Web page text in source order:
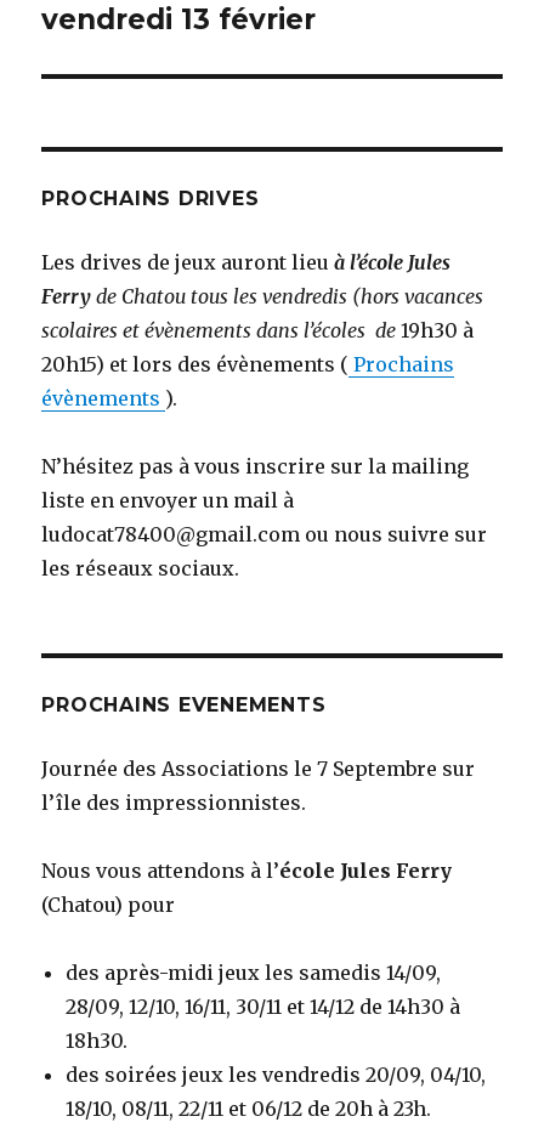
suivante :
vendredi 13 février
PROCHAINS DRIVES
Les drives de jeux auront lieuà l’école Jules
Ferry de Chatou tous les vendredis (hors vacances
scolaires et évènements dans l’écoles de19h30 à
20h15) et lors des évènements ( Prochains
évènements ).
N’hésitez pas à vous inscrire sur la mailing
liste en envoyer un mail à
ludocat78400@gmail.com ou nous suivre sur
les réseaux sociaux.
PROCHAINS EVENEMENTS
Journée des Associations le 7 Septembre sur
l’île des impressionnistes.
Nous vous attendons à l’école Jules Ferry
(Chatou) pour
des après-midi jeux les samedis 14/09,
28/09, 12/10, 16/11, 30/11 et 14/12 de 14h30 à
18h30.
des soirées jeux les vendredis 20/09, 04/10,
18/10, 08/11, 22/11 et 06/12 de 20h à 23h.